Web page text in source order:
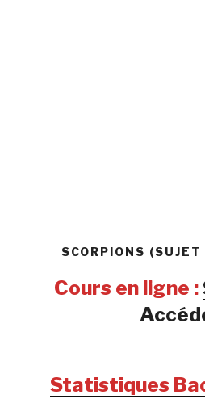
SCORPIONS
Cours en ligne :
Statistiques